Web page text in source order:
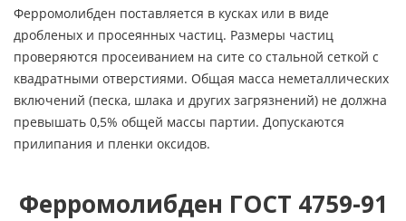
Ферромолибден поставляется в кусках или в виде
дробленых и просеянных частиц. Размеры частиц
проверяются просеиванием на сите со стальной сеткой с
квадратными отверстиями. Общая масса неметаллических
включений (песка, шлака и других загрязнений) не должна
превышать 0,5% общей массы партии. Допускаются
прилипания и пленки оксидов.
Ферромолибден ГОСТ 4759-91